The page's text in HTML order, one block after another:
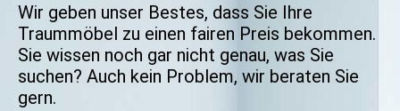
Wir geben unser Bestes, dass Sie Ihre
Traummöbel zu einen fairen Preis bekommen.
Sie wissen noch gar nicht genau, was Sie
suchen? Auch kein Problem, wir beraten Sie
gern.